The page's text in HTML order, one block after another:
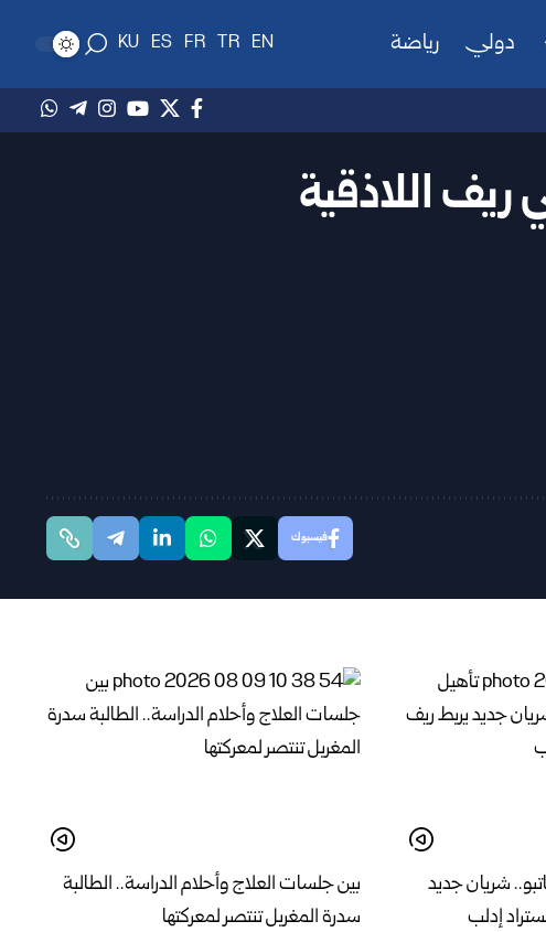
دولي رياضة EN
TR
FR
ES
KU
اللاذقية
فيسبوك
شريان جديد
إدلب
بين جلسات العلاج وأحلام الدراسة.. الطالبة
سدرة المغربل تنتصر لمعركتها